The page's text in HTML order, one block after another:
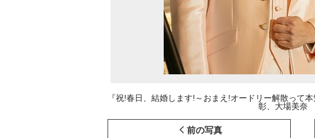
『祝!春日、結婚します!～おまえ!オードリー解散って
彰、大場美奈
前の写真